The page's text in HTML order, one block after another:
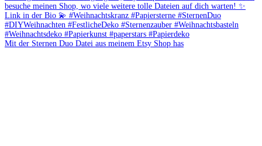
Mit der Sternen Duo Datei aus meinem Etsy Shop has